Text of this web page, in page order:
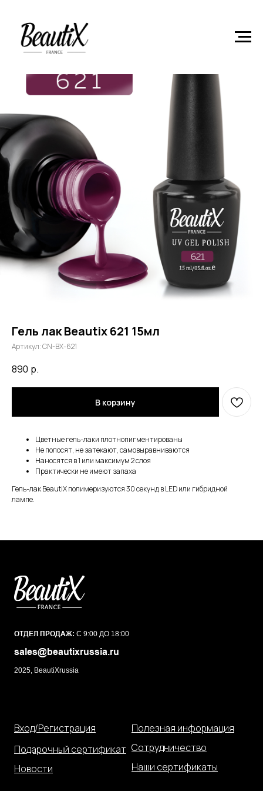
Гель лак Beautix 621 15мл
Артикул:CN-BX-621
890 р.
В корзину
Цветные гель-лаки плотнопигментированы
Не полосят, не затекают, самовыравниваются
Наносятся в 1 или максимум 2 слоя
Практически не имеют запаха
Гель-лак BeautiX полимеризуются 30 секунд в LED или гибридной
лампе.
ОТДЕЛ ПРОДАЖ: С 9:00 ДО 18:00
sales@beautixrussia.ru
2025, BeautiXrussia
Вход/Регистрация
Подарочный сертификат
Новости
Полезная информация
Сотрудничество
Наши сертификаты